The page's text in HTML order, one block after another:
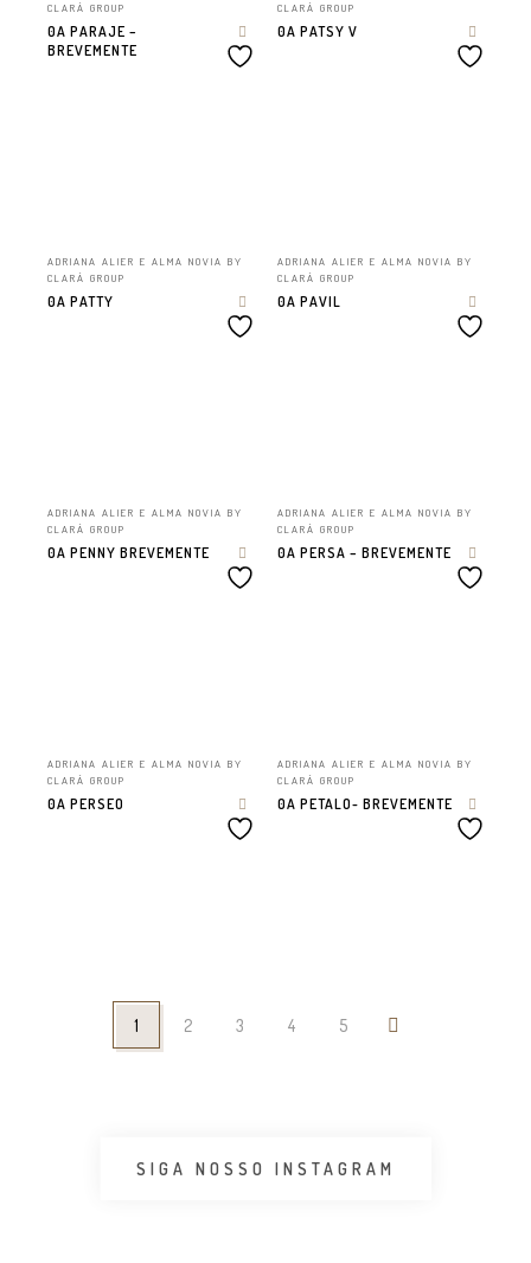
CLARÁ GROUP
0A PARAJE –
BREVEMENTE
CLARÁ GROUP
0A PATSY V
ADRIANA ALIER E ALMA NOVIA BY
CLARÁ GROUP
0A PATTY
ADRIANA ALIER E ALMA NOVIA BY
CLARÁ GROUP
0A PAVIL
ADRIANA ALIER E ALMA NOVIA BY
CLARÁ GROUP
0A PENNY BREVEMENTE
ADRIANA ALIER E ALMA NOVIA BY
CLARÁ GROUP
0A PERSA – BREVEMENTE
ADRIANA ALIER E ALMA NOVIA BY
CLARÁ GROUP
0A PERSEO
ADRIANA ALIER E ALMA NOVIA BY
CLARÁ GROUP
0A PETALO- BREVEMENTE
1 2 3 4 5
SIGA NOSSO INSTAGRAM